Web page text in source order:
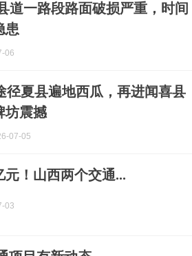
道一路段路面破损严重，时间
患
06
径夏县遍地西瓜，再进闻喜县
坊震撼
07-05
元！山西两个交通...
03